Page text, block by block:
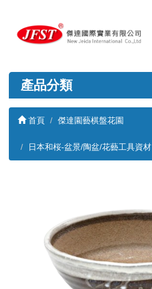
產品分類
首頁 傑達園藝棋盤花園
日本和桜-盆景/陶盆/花藝工具資材